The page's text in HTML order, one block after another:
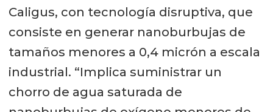
Caligus, con tecnología disruptiva, que
consiste en generar nanoburbujas de
tamaños menores a 0,4 micrón a escala
industrial. “Implica suministrar un
chorro de agua saturada de